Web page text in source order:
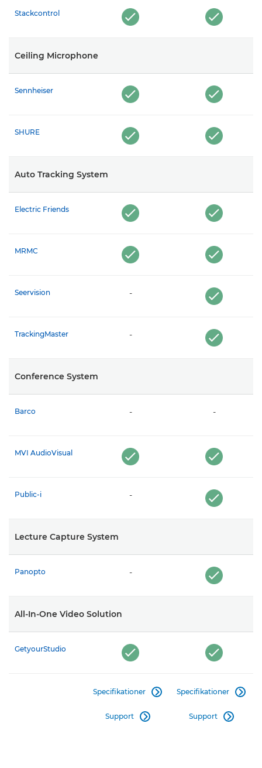
Stackcontrol
Ceiling Microphone
Sennheiser
SHURE
Auto Tracking System
Electric Friends
MRMC
Seervision -
TrackingMaster -
Conference System
Barco - -
MVI AudioVisual
Public-i -
Lecture Capture System
Panopto -
All-In-One Video Solution
GetyourStudio
Specifikationer 
Support 
Specifikationer 
Support 